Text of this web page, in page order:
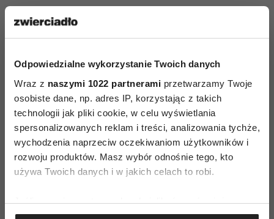
Odpowiedzialne wykorzystanie Twoich danych
Wraz z naszymi 1022 partnerami przetwarzamy Twoje
osobiste dane, np. adres IP, korzystając z takich
technologii jak pliki cookie, w celu wyświetlania
spersonalizowanych reklam i treści, analizowania tychże,
wychodzenia naprzeciw oczekiwaniom użytkowników i
rozwoju produktów. Masz wybór odnośnie tego, kto
używa Twoich danych i w jakich celach to robi.
Jeśli wyrazisz na to zgodę, chcielibyśmy również:
Czytaj także